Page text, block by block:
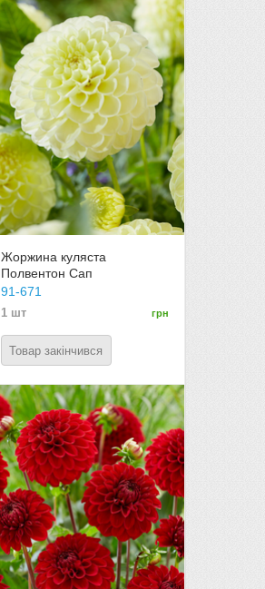
Жоржина куляста
Полвентон Сап
91-671
1 шт грн
Товар закінчився